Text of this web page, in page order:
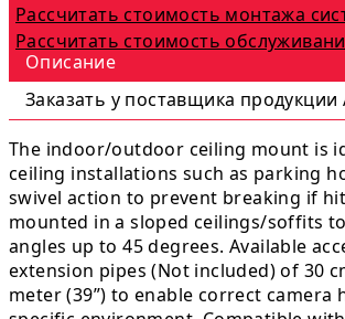
Рассчитать стоимость монтажа
Рассчитать стоимость
Описание
Заказать у поставщика продукции
The indoor/outdoor ceiling mount is
ceiling installations such as parking
swivel action to prevent breaking if
mounted in a sloped ceilings/soffits
angles up to 45 degrees. Available
extension pipes (Not included) of 30
meter (39”) to enable correct camera